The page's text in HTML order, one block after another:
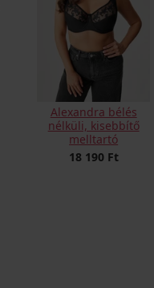
Alexandra bélés
nélküli, kisebbítő
melltartó
18 190 Ft